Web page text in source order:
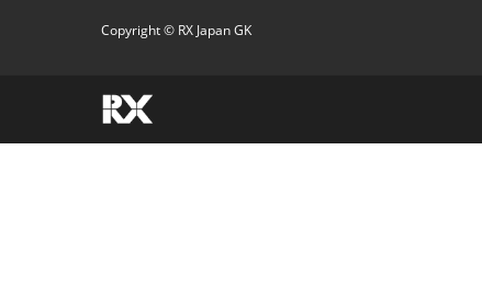
Copyright © RX Japan GK